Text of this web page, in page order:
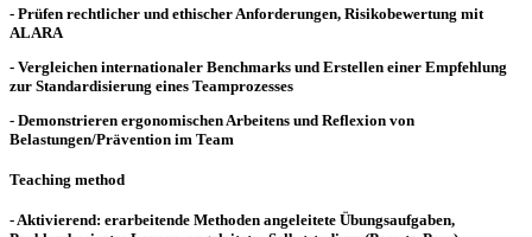
- Prüfen rechtlicher und ethischer Anforderungen, Risikobewertung mit
ALARA
- Vergleichen internationaler Benchmarks und Erstellen einer Empfehlung
zur Standardisierung eines Teamprozesses
- Demonstrieren ergonomischen Arbeitens und Reflexion von
Belastungen/Prävention im Team
Teaching method
- Aktivierend: erarbeitende Methoden angeleitete Übungsaufgaben,